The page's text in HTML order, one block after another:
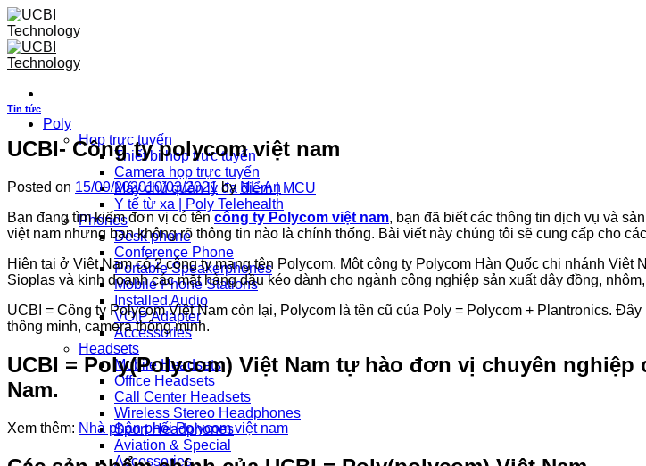
Skip
to
content
Poly
Họp trực tuyến
Thiết bị họp trực tuyến
Camera họp trực tuyến
Máy chủ quản lý đa điểm | MCU
Y tế từ xa | Poly Telehealth
Phones
Desk phone
Conference Phone
Portable Speakerphones
Mobile Phone Stations
Installed Audio
VOIP Adapter
Accessories
Headsets
Mobile Headsets
Office Headsets
Call Center Headsets
Wireless Stereo Headphones
Sport Headphones
Aviation & Special
Accessories
Tin tức
UCBI- Công ty polycom việt nam
Posted on 15/09/202010/03/2021 by NL-An
Bạn đang tìm kiếm đơn vị có tên công ty Polycom việt nam, bạn đã biết các thông tin dịch vụ và
việt nam nhưng bạn không rõ thông tin nào là chính thống. Bài viết này chúng tôi sẽ cung cấp cho
Hiện tại ở Việt Nam có 2 công ty mang tên Polycom. Một công ty Polycom Hàn Quốc chi nhánh
Sioplas và kinh doanh các mặt hàng dầu kéo dành cho ngành công nghiệp sản xuất dây đồng,
UCBI = Công ty Polycom Việt Nam còn lại, Polycom là tên cũ của Poly = Polycom + Plantronics.
thông minh, camera thông minh.
UCBI = Poly(Polycom) Việt Nam tự hào đơn vị chuyên nghiệp
Nam.
Xem thêm: Nhà phân phối Polycom việt nam